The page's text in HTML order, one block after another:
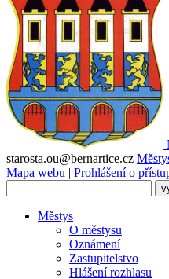
starosta.ou@bernartice.cz
Mapa webu | Prohlášení o
Městys
O městysu
Oznámení
Zastupitelstvo
Hlášení rozhlasu